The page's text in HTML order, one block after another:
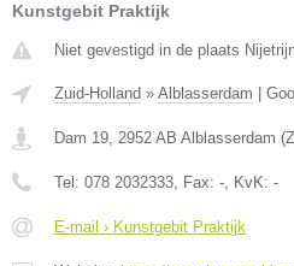
Kunstgebit Praktijk
Niet gevestigd in de plaats
Zuid-Holland » Alblasserdam
Dam 19, 2952 AB Alblasserdam (
Tel: 078 2032333, Fax: -, KvK: -
E-mail › Kunstgebit Praktijk